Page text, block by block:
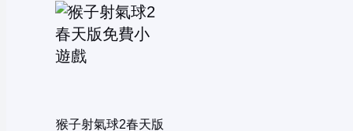
猴子射氣球2春天版